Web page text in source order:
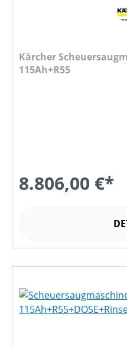
Kärcher
115Ah+R55
8.806,00 €*